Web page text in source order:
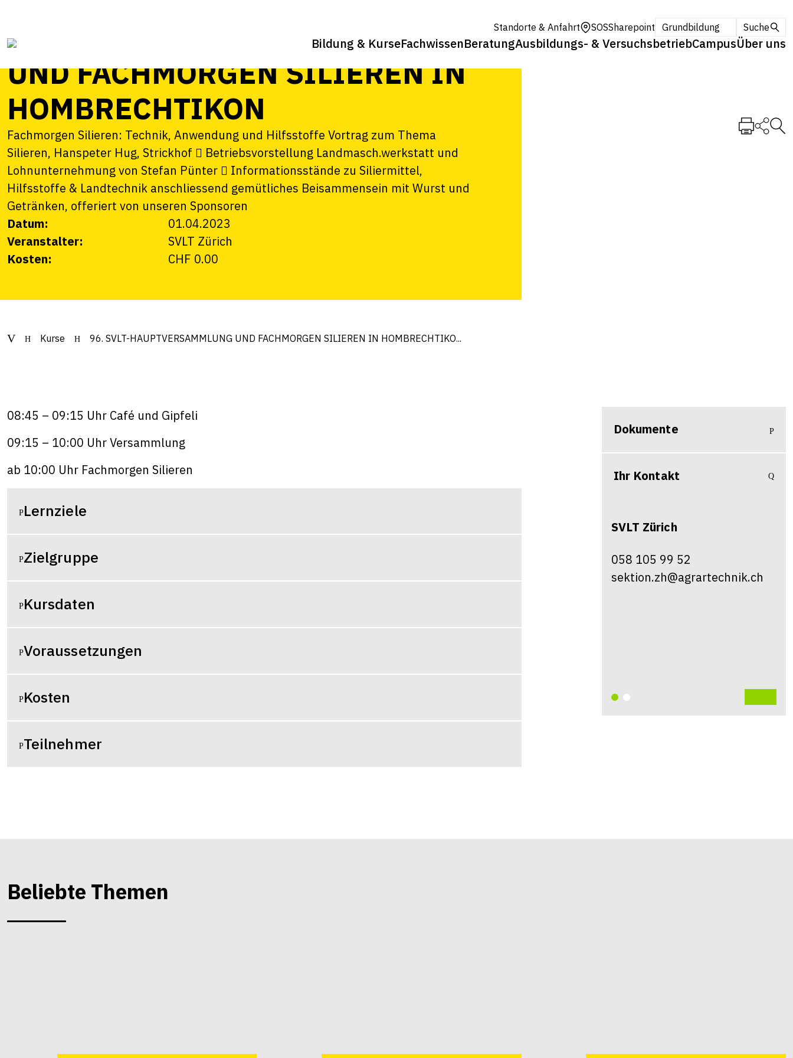
Standorte & Anfahrt SOSSharepoint Grundbildung Suche
Bildung & KurseFachwissenBeratungAusbildungs- & VersuchsbetriebCampusÜber uns
96. SVLT-HAUPTVERSAMMLUNG
UND FACHMORGEN SILIEREN IN
HOMBRECHTIKON
Fachmorgen Silieren: Technik, Anwendung und Hilfsstoffe Vortrag zum Thema
Silieren, Hanspeter Hug, Strickhof  Betriebsvorstellung Landmasch.werkstatt und
Lohnunternehmung von Stefan Pünter  Informationsstände zu Siliermittel,
Hilfsstoffe & Landtechnik anschliessend gemütliches Beisammensein mit Wurst und
Getränken, offeriert von unseren Sponsoren
Datum:
01.04.2023
Veranstalter:
SVLT Zürich
Kosten:
CHF 0.00
Kurse 96. SVLT-HAUPTVERSAMMLUNG UND FACHMORGEN SILIEREN IN HOMBRECHTIKO...
08:45 – 09:15 Uhr Café und Gipfeli
09:15 – 10:00 Uhr Versammlung
ab 10:00 Uhr Fachmorgen Silieren
Lernziele
Zielgruppe
Kursdaten
Voraussetzungen
Kosten
Teilnehmer
Dokumente
Ihr Kontakt
SVLT Zürich
058 105 99 52
sektion.zh@agrartechnik.ch
Beliebte Themen